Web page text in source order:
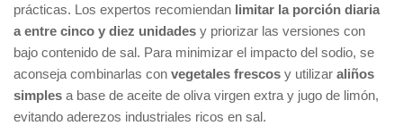
prácticas. Los expertos recomiendan limitar la porción diaria
a entre cinco y diez unidades y priorizar las versiones con
bajo contenido de sal. Para minimizar el impacto del sodio, se
aconseja combinarlas con vegetales frescos y utilizar aliños
simples a base de aceite de oliva virgen extra y jugo de limón,
evitando aderezos industriales ricos en sal.